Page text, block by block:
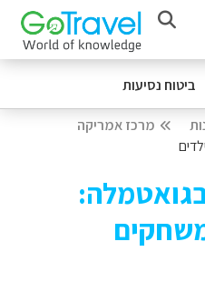
ביטוח נסיעות
מרכז אמריקה